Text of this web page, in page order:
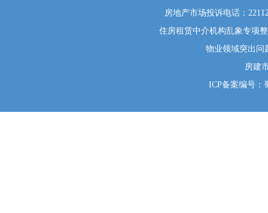
房地产市场投诉电话：
住房租赁中介机构乱象专项
物业领域突出问
房建
ICP备案编号：